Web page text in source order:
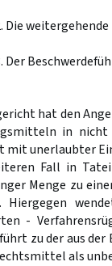
Die
Der
hat den
in
mit unerlaubter
Fall in
Menge zu
Hiergegen
-
zu der aus
als